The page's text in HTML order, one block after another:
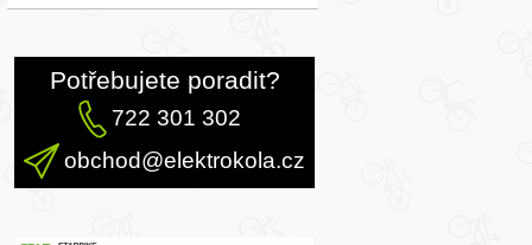
Potřebujete poradit?
722 301 302
obchod@elektrokola.cz